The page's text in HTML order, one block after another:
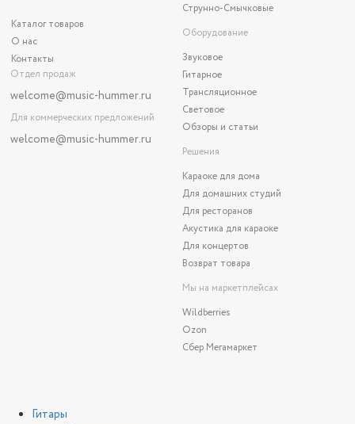
Каталог товаров
О нас
Контакты
Отдел продаж
welcome@music-hummer.ru
Для коммерческих предложений
welcome@music-hummer.ru
Струнно-Смычковые
Оборудование
Звуковое
Гитарное
Трансляционное
Световое
Обзоры и статьи
Решения
Караоке для дома
Для домашних студий
Для ресторанов
Акустика для караоке
Для концертов
Возврат товара
Мы на маркетплейсах
Wildberries
Ozon
Сбер Мегамаркет
Гитары